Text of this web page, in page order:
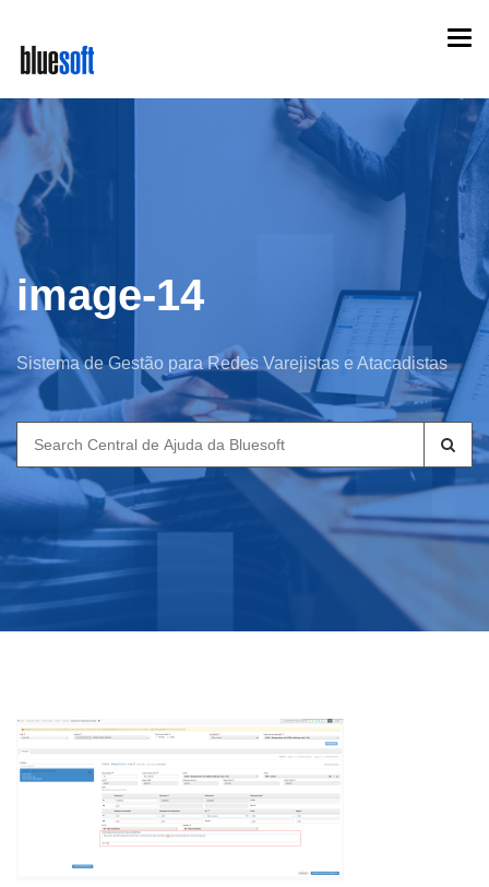
main
content
image-14
Sistema de Gestão para Redes Varejistas e Atacadistas
Search
for: